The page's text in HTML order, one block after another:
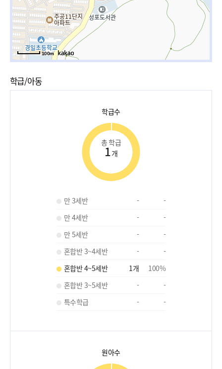
100m
학급/아동
학급수
총 학급
1개
만 3세반 -
-
만 4세반
-
-
만 5세반
-
-
혼합반 3~4세반
-
-
혼합반 4~5세반
1개 100%
혼합반 3~5세반
-
-
특수학급
- -
원아수